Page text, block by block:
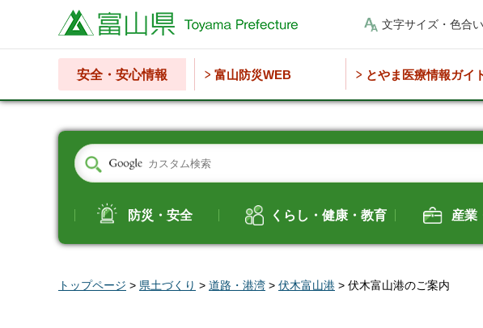
富山県 文字サイズ・色合
安全・安心情報 富山防災WEB とやま医療情報ガイ
防災・安全 くらし・健康・教育 産業
トップページ > 県土づくり > 道路・港湾 > 伏木富山港 > 伏木富山港のご案内